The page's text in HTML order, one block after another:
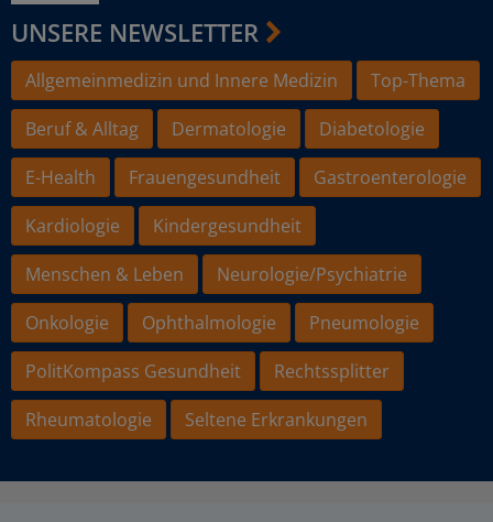
UNSERE NEWSLETTER
Allgemeinmedizin und Innere Medizin
Top-Thema
Beruf & Alltag
Dermatologie
Diabetologie
E-Health
Frauengesundheit
Gastroenterologie
Kardiologie
Kindergesundheit
Menschen & Leben
Neurologie/Psychiatrie
Onkologie
Ophthalmologie
Pneumologie
PolitKompass Gesundheit
Rechtssplitter
Rheumatologie
Seltene Erkrankungen